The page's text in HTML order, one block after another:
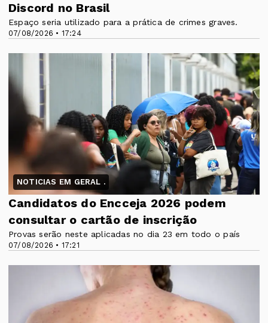
07/08/2026 • 17:24
Discord no Brasil
Espaço seria utilizado para a prática de crimes graves.
NOTICIAS EM GERAL .
07/08/2026 • 17:21
Candidatos do Encceja 2026 podem
consultar o cartão de inscrição
Provas serão neste aplicadas no dia 23 em todo o país